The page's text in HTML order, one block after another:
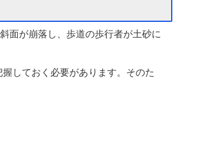
面が崩落し、歩道の歩行者が土砂に
しておく必要があります。そのた